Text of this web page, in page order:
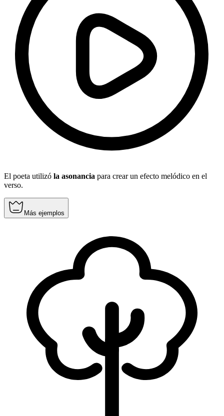
El poeta utilizó la asonancia para crear un efecto melódico en el
verso.
Más ejemplos